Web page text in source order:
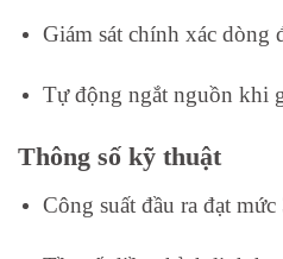
Giám sát chính xác dòng
Tự động ngắt nguồn khi
Thông số kỹ thuật
Công suất đầu ra đạt